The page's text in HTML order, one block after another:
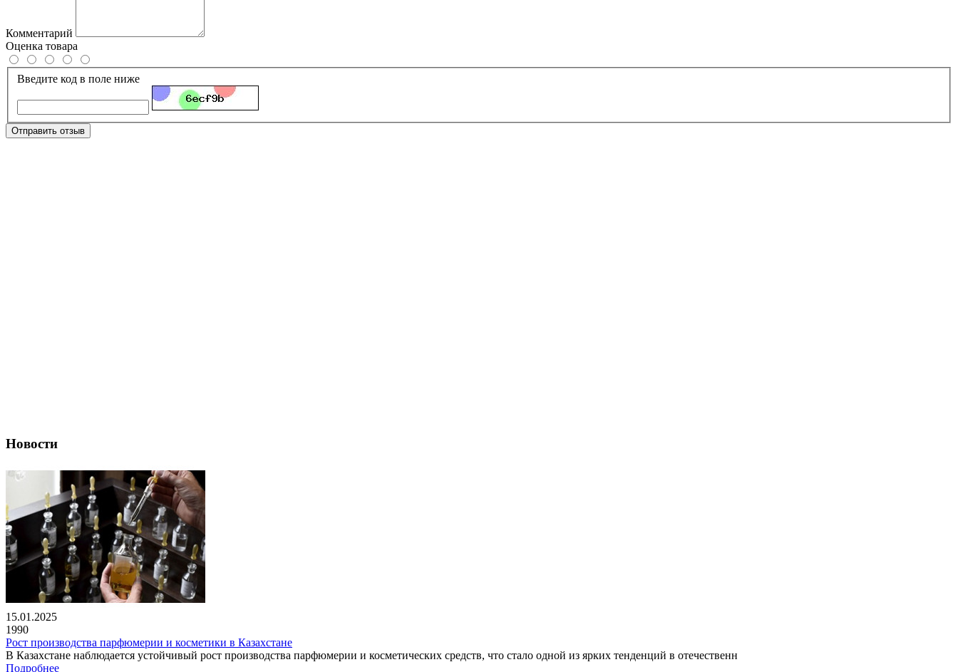
Комментарий
Оценка товара
Введите код в поле ниже
Отправить отзыв
Новости
15.01.2025
1990
Рост производства парфюмерии и косметики в Казахстане
В Казахстане наблюдается устойчивый рост производства парфюмерии и косметических средств, что стало одной из ярких тенденций в отечественн
Подробнее